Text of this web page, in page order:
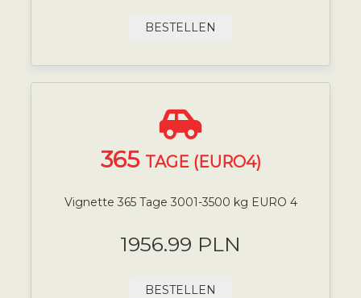
BESTELLEN
365 TAGE (EURO4)
Vignette 365 Tage 3001-3500 kg EURO 4
1956.99 PLN
BESTELLEN